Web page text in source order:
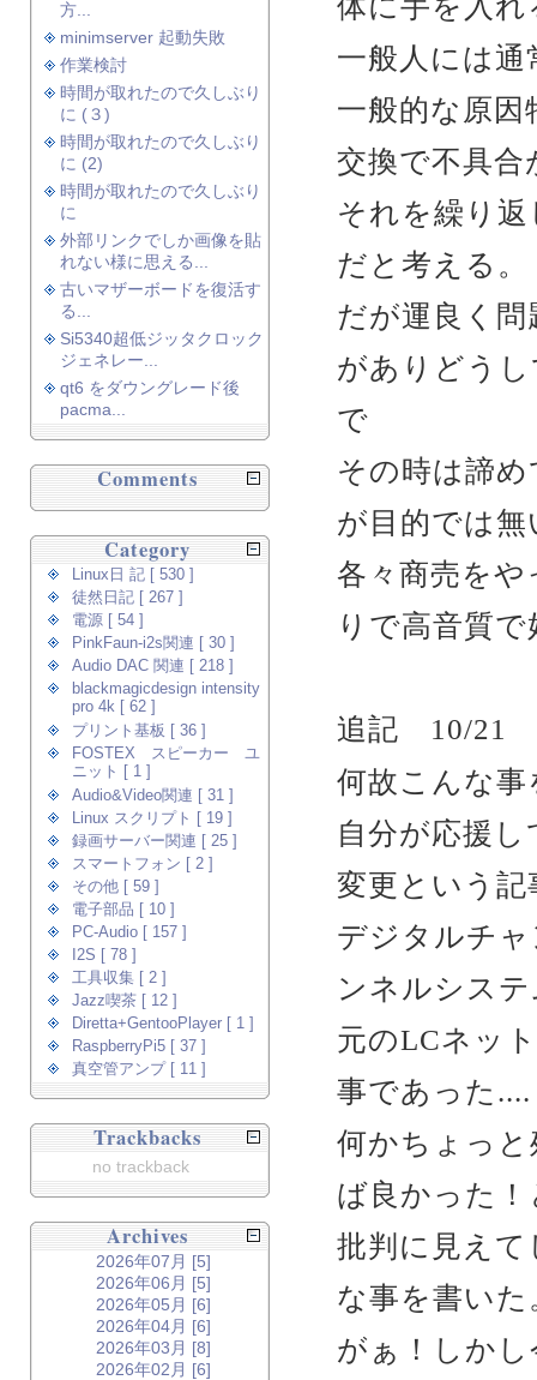
一般人には
一般的な原
交換で不具
それを繰り
だと考える。
だが運良く
がありどう
で
その時は諦
が目的では
各々商売を
りで高音質
追記 10/21
何故こんな
自分が応援
変更という
デジタルチ
ンネルシス
元のLCネッ
事であった....
何かちょっ
ば良かった
批判に見え
な事を書いた
がぁ！しか
方...
minimserver 起動失敗
作業検討
時間が取れたので久しぶり
に (３)
時間が取れたので久しぶり
に (2)
時間が取れたので久しぶり
に
外部リンクでしか画像を貼
れない様に思える...
古いマザーボードを復活す
る...
Si5340超低ジッタクロック
ジェネレー...
qt6 をダウングレード後
pacma...
Comments
Category
Linux日 記 [ 530 ]
徒然日記 [ 267 ]
電源 [ 54 ]
PinkFaun-i2s関連 [ 30 ]
Audio DAC 関連 [ 218 ]
blackmagicdesign intensity
pro 4k [ 62 ]
プリント基板 [ 36 ]
FOSTEX スピーカー ユ
ニット [ 1 ]
Audio&Video関連 [ 31 ]
Linux スクリプト [ 19 ]
録画サーバー関連 [ 25 ]
スマートフォン [ 2 ]
その他 [ 59 ]
電子部品 [ 10 ]
PC-Audio [ 157 ]
I2S [ 78 ]
工具収集 [ 2 ]
Jazz喫茶 [ 12 ]
Diretta+GentooPlayer [ 1 ]
RaspberryPi5 [ 37 ]
真空管アンプ [ 11 ]
Trackbacks
no trackback
Archives
2026年07月 [5]
2026年06月 [5]
2026年05月 [6]
2026年04月 [6]
2026年03月 [8]
2026年02月 [6]